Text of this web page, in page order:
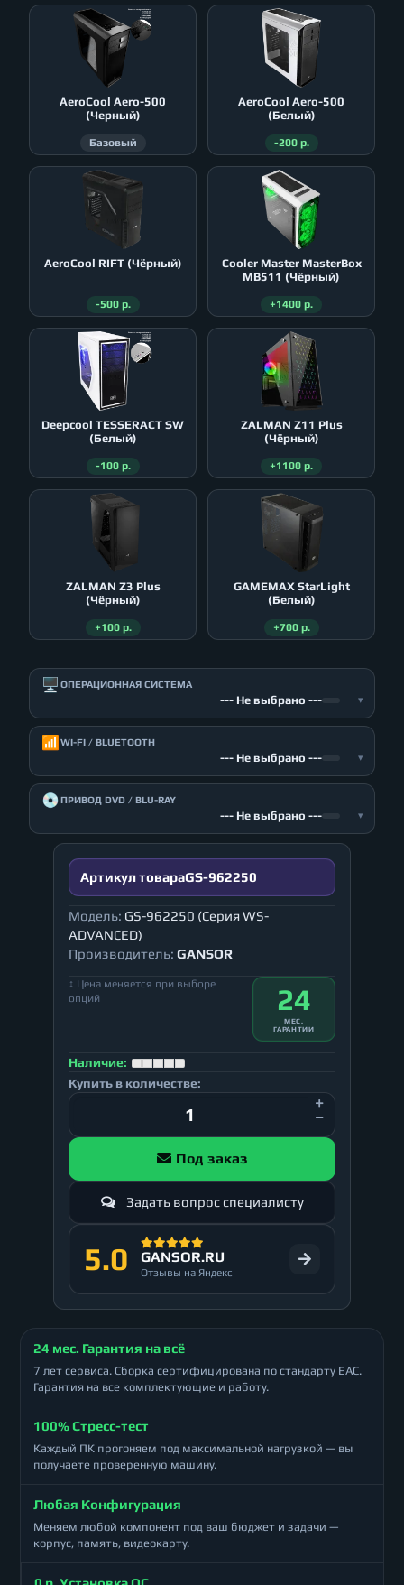
AeroСool Aero-500
(Черный)
Базовый
AeroСool Aero-500
(Белый)
-200 р.
AeroСool RIFT (Чёрный)
-500 р.
Cooler Master MasterBox
MB511 (Чёрный)
+1400 р.
Deepcool TESSERACT SW
(Белый)
-100 р.
ZALMAN Z11 Plus
(Чёрный)
+1100 р.
ZALMAN Z3 Plus
(Чёрный)
+100 р.
GAMEMAX StarLight
(Белый)
+700 р.
🖥️ ОПЕРАЦИОННАЯ СИСТЕМА
--- Не выбрано --- ▾
📶 WI-FI / BLUETOOTH
--- Не выбрано --- ▾
💿ПРИВОД DVD / BLU-RAY
--- Не выбрано --- ▾
Артикул товараGS-962250
Модель: GS-962250 (Серия WS-
ADVANCED)
Производитель: GANSOR
↕ Цена меняется при выборе
опций
24
МЕС.
ГАРАНТИИ
Наличие:
Купить в количестве:
Под заказ
Задать вопрос специалисту
5.0 GANSOR.RU
Отзывы на Яндекс
24 мес. Гарантия на всё
7 лет сервиса. Сборка сертифицирована по стандарту ЕАС.
Гарантия на все комплектующие и работу.
100% Стресс-тест
Каждый ПК прогоняем под максимальной нагрузкой — вы
получаете проверенную машину.
Любая Конфигурация
Меняем любой компонент под ваш бюджет и задачи —
корпус, память, видеокарту.